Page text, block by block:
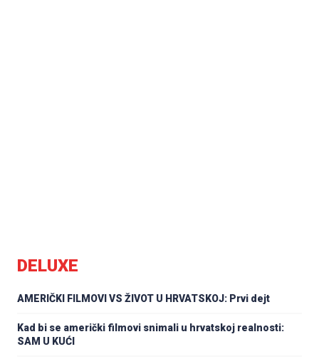
DELUXE
AMERIČKI FILMOVI VS ŽIVOT U HRVATSKOJ: Prvi dejt
Kad bi se američki filmovi snimali u hrvatskoj realnosti:
SAM U KUĆI